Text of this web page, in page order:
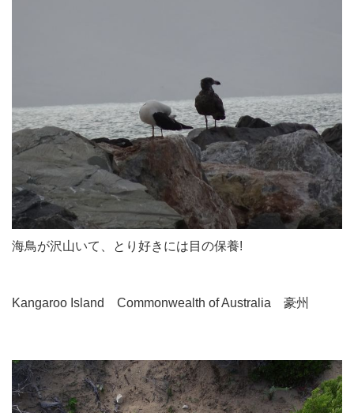
海鳥が沢山いて、とり好きには目の保養!
Kangaroo Island Commonwealth of Australia 豪州